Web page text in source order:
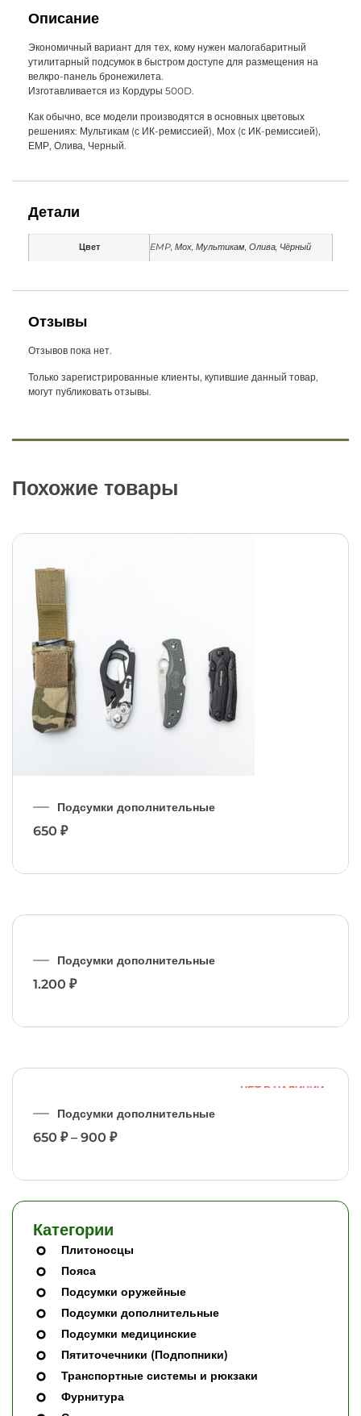
Описание
Экономичный вариант для тех, кому нужен малогабаритный
утилитарный подсумок в быстром доступе для размещения на
велкро-панель бронежилета.
Изготавливается из Кордуры 500D.
Как обычно, все модели производятся в основных цветовых
решениях: Мультикам (с ИК-ремиссией), Мох (с ИК-ремиссией),
ЕМР, Олива, Черный.
Детали
Цвет EMP, Мох, Мультикам, Олива, Чёрный
Отзывы
Отзывов пока нет.
Только зарегистрированные клиенты, купившие данный товар,
могут публиковать отзывы.
Похожие товары
Подсумки дополнительные
650 ₽
Подсумки дополнительные
1.200 ₽
НЕТ В НАЛИЧИИ
Подсумки дополнительные
650 ₽– 900 ₽
Категории
Плитоносцы
Пояса
Подсумки оружейные
Подсумки дополнительные
Подсумки медицинские
Пятиточечники (Подпопники)
Транспортные системы и рюкзаки
Фурнитура